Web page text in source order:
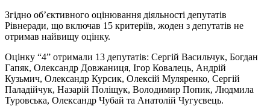
Згідно об’єктивного оцінювання діяльності депутатів
Рівнеради, що включав 15 критеріїв, жоден з депутатів не
отримав найвищу оцінку.
Оцінку “4” отримали 13 депутатів: Сергій Васильчук, Богдан
Гапяк, Олександр Довжаниця, Ігор Ковалець, Андрій
Кузьмич, Олександр Курсик, Олексій Муляренко, Сергій
Паладійчук, Назарій Поліщук, Володимир Попик, Людмила
Туровська, Олександр Чубай та Анатолій Чугуєвець.